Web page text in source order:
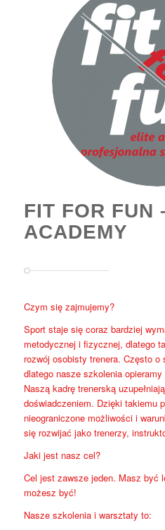
FIT FOR FUN
ACADEMY
Czym się zajmujemy?
Sport staje się coraz bardziej
metodycznej i fizycznej, dlatego
rozwój osobisty trenera. Często
dlatego nasze szkolenia
Naszą kadrę trenerską
doświadczeniem. Dzięki takiemu
nieograniczone możliwości i
się rozwijać jako trenerzy,
Jaki jest nasz cel?
Cel jest zawsze jeden. Masz być
możesz być!
Nasze szkolenia i warsztaty to: